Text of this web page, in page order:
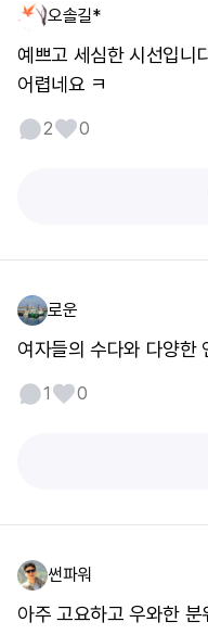
오솔길*
예쁘고 세심한 시선입니
어렵네요 ㅋ
2 0
로운
여자들의 수다와 다양한
1 0
썬파워
아주 고요하고 우와한 분